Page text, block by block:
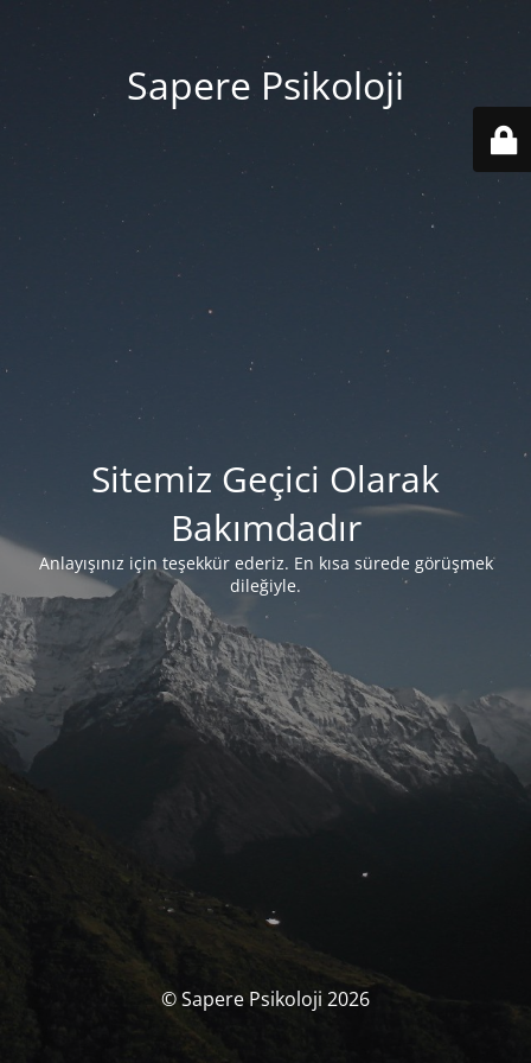
Sapere Psikoloji
Sitemiz Geçici Olarak
Bakımdadır
Anlayışınız için teşekkür ederiz. En kısa sürede görüşmek
dileğiyle.
© Sapere Psikoloji 2026